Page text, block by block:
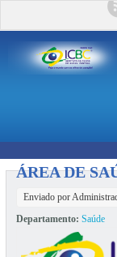
ÁREA DE
Enviado por
Departamento: Saúde